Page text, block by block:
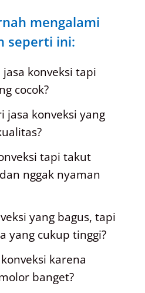
mengalami
seperti ini:
konveksi tapi
cocok?
jasa konveksi yang
tapi takut
nggak nyaman
yang bagus, tapi
yang cukup tinggi?
karena
banget?